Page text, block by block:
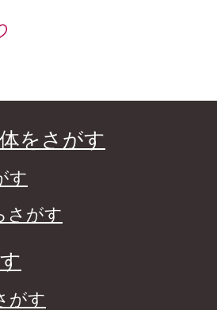
をさがす
す
さがす
がす